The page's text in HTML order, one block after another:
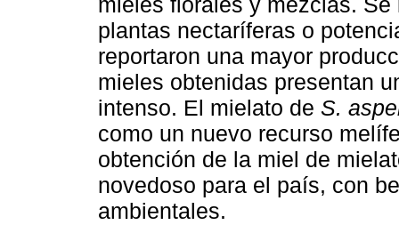
plantas nectaríferas o
reportaron una mayor
mieles obtenidas presentan
intenso. El mielato de S.
como un nuevo recurso
obtención de la miel de
novedoso para el país, con
ambientales.